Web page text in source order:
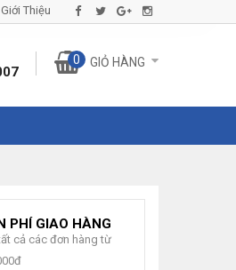
Giới Thiệu
0 GIỎ HÀNG
PHÍ GIAO HÀNG
cả các đơn hàng từ